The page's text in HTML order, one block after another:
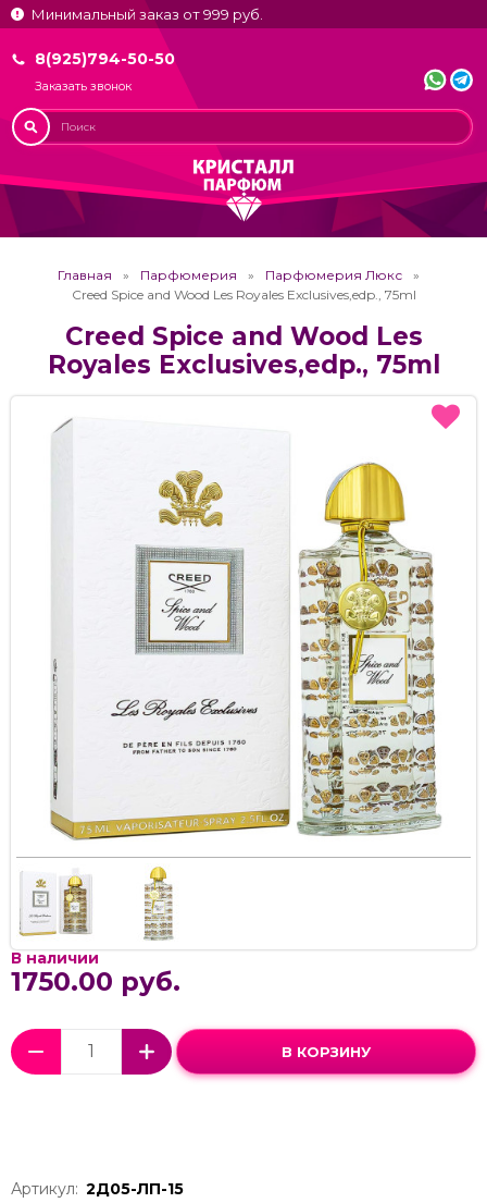
Минимальный заказ от 999 руб.
8(925)794-50-50
Заказать звонок
Главная Парфюмерия
Парфюмерия Люкс
Creed Spice and Wood Les Royales Exclusives,edp., 75ml
Creed Spice and Wood Les
Royales Exclusives,edp., 75ml
В наличии
1750.00 руб.
В КОРЗИНУ
Артикул: 2Д05-ЛП-15